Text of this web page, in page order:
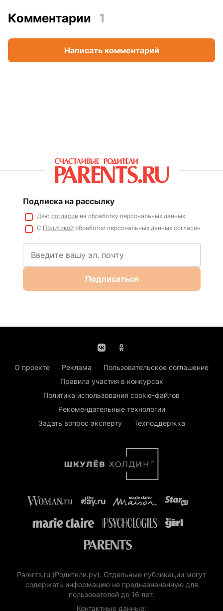
Комментарии 1
Написать комментарий
Подписка на рассылку
Даю согласиена обработку персональных данных
С Политикойобработки персональных данных согласен
Подписаться
О проекте Реклама
Пользовательское соглашение
Правила участия в конкурсах
Политика использования cookie-файлов
Рекомендательные технологии
Задать вопрос эксперту
Техподдержка
Parents.ru (Родители.ру). Отдельные публикации могут
содержать информацию не предназначенную для
пользователей до 16 лет.
Контактные данные: